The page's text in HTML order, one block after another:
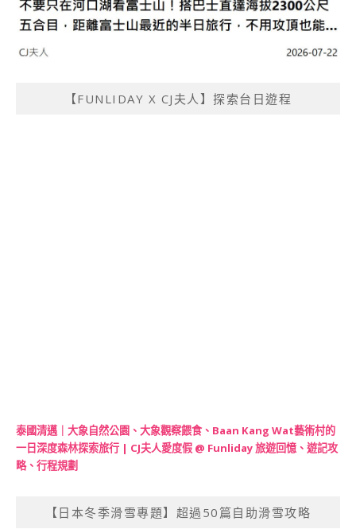
【FUNLIDAY X CJ夫人】探索台日遊程
泰國清邁｜大象自然公園、大象觀察餵食、Baan Kang Wat藝術村的
一日深度森林探索旅行 | CJ夫人愛度假 @ Funliday 旅遊回憶、遊記攻
略、行程規劃
【日本冬季滑雪專題】超過50篇自助滑雪攻略